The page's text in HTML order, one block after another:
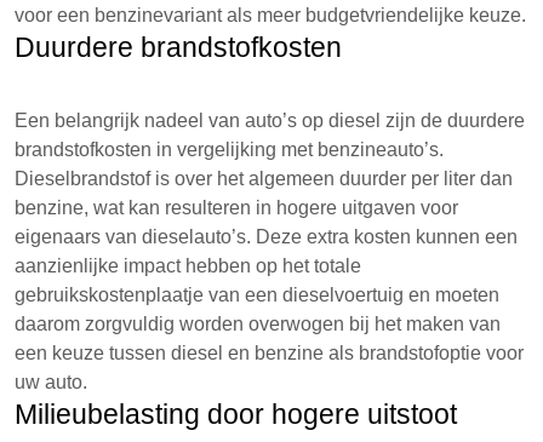
voor een benzinevariant als meer budgetvriendelijke keuze.
Duurdere brandstofkosten
Een belangrijk nadeel van auto’s op diesel zijn de duurdere
brandstofkosten in vergelijking met benzineauto’s.
Dieselbrandstof is over het algemeen duurder per liter dan
benzine, wat kan resulteren in hogere uitgaven voor
eigenaars van dieselauto’s. Deze extra kosten kunnen een
aanzienlijke impact hebben op het totale
gebruikskostenplaatje van een dieselvoertuig en moeten
daarom zorgvuldig worden overwogen bij het maken van
een keuze tussen diesel en benzine als brandstofoptie voor
uw auto.
Milieubelasting door hogere uitstoot